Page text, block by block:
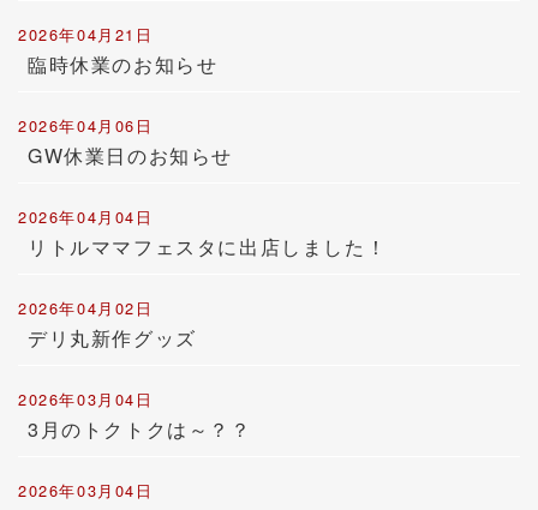
2026年04月21日
臨時休業のお知らせ
2026年04月06日
GW休業日のお知らせ
2026年04月04日
リトルママフェスタに出店しました！
2026年04月02日
デリ丸新作グッズ
2026年03月04日
3月のトクトクは～？？
2026年03月04日